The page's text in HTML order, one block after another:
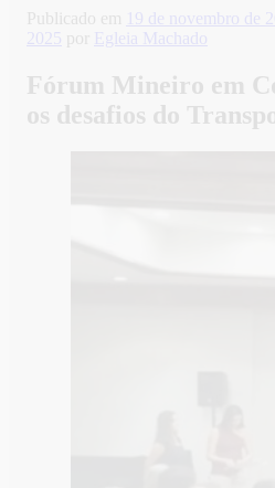
Publicado em 19 de novembro de
2025 por Egleia Machado
Fórum Mineiro em
os desafios do